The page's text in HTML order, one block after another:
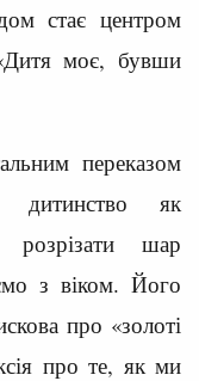
стає центром
моє, бувши
переказом
дитинство як
розрізати шар
з віком. Його
про «золоті
про те, як ми